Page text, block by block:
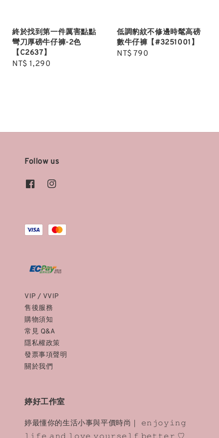
終於找到第一件厲害點點
彎刀厚磅牛仔褲-2色
【C2637】
Regular
NT$ 1,290
低調豹紋不修邊時髦高磅
數牛仔褲【#3251001】
Regular
NT$ 790
Follow us
VIP / VVIP
售後服務
購物須知
常見 Q&A
隱私權政策
發票事項聲明
關於我們
婷好工作室
婷最懂你的生活小事與平價時尚｜ 𝚎𝚗𝚓𝚘𝚢𝚒𝚗𝚐